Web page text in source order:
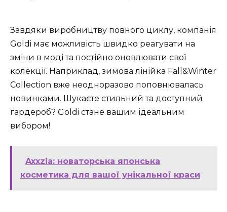
Завдяки виробництву повного циклу, компанія
Goldi має можливість швидко реагувати на
зміни в моді та постійно оновлювати свої
колекції. Наприклад, зимова лінійка Fall&Winter
Collection вже неодноразово поповнювалась
новинками. Шукаєте стильний та доступний
гардероб? Goldi стане вашим ідеальним
вибором!
Axxzia: новаторська японська
косметика для вашої унікальної краси